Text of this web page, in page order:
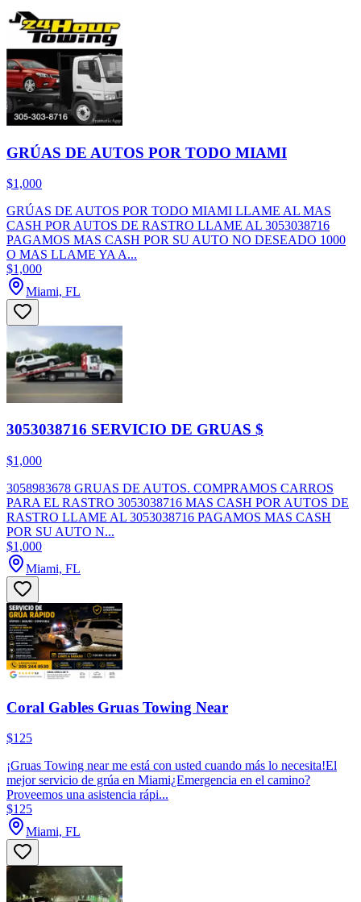
GRÚAS DE AUTOS POR TODO MIAMI
$1,000
GRÚAS DE AUTOS POR TODO MIAMI LLAME AL MAS
CASH POR AUTOS DE RASTRO LLAME AL 3053038716
PAGAMOS MAS CASH POR SU AUTO NO DESEADO 1000
O MAS LLAME YA A...
$1,000
Miami, FL
3053038716 SERVICIO DE GRUAS $
$1,000
3058983678 GRUAS DE AUTOS. COMPRAMOS CARROS
PARA EL RASTRO 3053038716 MAS CASH POR AUTOS DE
RASTRO LLAME AL 3053038716 PAGAMOS MAS CASH
POR SU AUTO N...
$1,000
Miami, FL
Coral Gables Gruas Towing Near
$125
¡Gruas Towing near me está con usted cuando más lo necesita!El
mejor servicio de grúa en Miami¿Emergencia en el camino?
Proveemos una asistencia rápi...
$125
Miami, FL